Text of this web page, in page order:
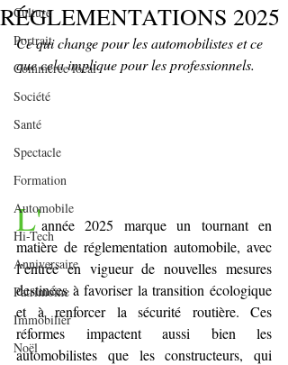
Culture
Portrait
Commerce local
Société
Santé
Spectacle
Formation
Automobile
Hi-Tech
Anniversaire
Patrimoine
Immobilier
Noël
RÉGLEMENTATIONS 2025
Ce qui change pour les automobilistes et ce
que cela implique pour les professionnels.
L'année 2025 marque un tournant en
matière de réglementation automobile, avec
l’entrée en vigueur de nouvelles mesures
destinées à favoriser la transition écologique
et à renforcer la sécurité routière. Ces
réformes impactent aussi bien les
automobilistes que les constructeurs, qui